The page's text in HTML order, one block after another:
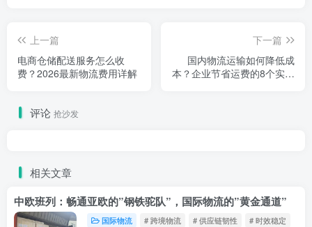
上一篇
电商仓储配送服务怎么收
费？2026最新物流费用详解
下一篇
国内物流运输如何降低成
本？企业节省运费的8个实用
评论 抢沙发
相关文章
中欧班列：畅通亚欧的”钢铁驼队”，国际物流的”黄金通道”
国际物流 # 跨境物流 # 供应链韧性 # 时效稳定